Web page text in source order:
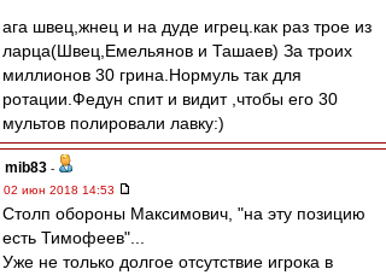
ага швец,жнец и на дуде игрец.как раз трое из
ларца(Швец,Емельянов и Ташаев) За троих
миллионов 30 грина.Нормуль так для
ротации.Федун спит и видит ,чтобы его 30
мультов полировали лавку:)
mib83 -
02 июн 2018 14:53
Столп обороны Максимович, "на эту позицию
есть Тимофеев"...
Уже не только долгое отсутствие игрока в